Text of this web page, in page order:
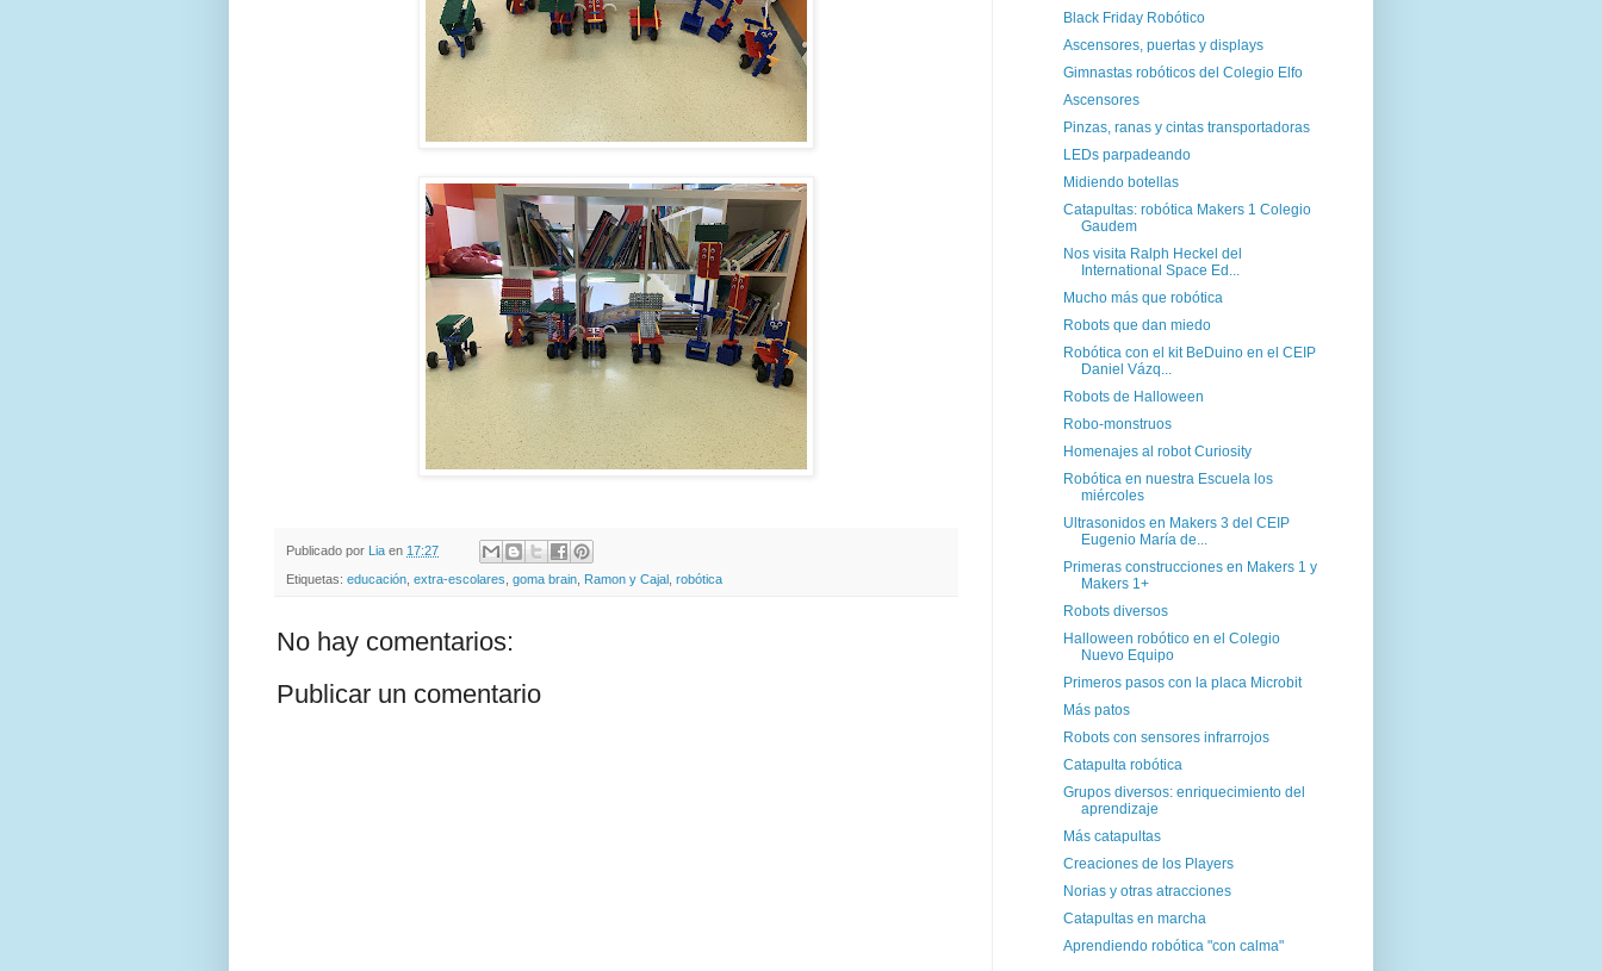
Publicado por Lia en 17:27
Etiquetas: educación extra-escolares goma brain Ramon y Cajal robótica
No hay comentarios:
Publicar un comentario
Black Friday Robótico
Ascensores, puertas y displays
Gimnastas robóticos del Colegio Elfo
Ascensores
Pinzas, ranas y cintas transportadoras
LEDs parpadeando
Midiendo botellas
Catapultas: robótica Makers 1 Colegio
Gaudem
Nos visita Ralph Heckel del
International Space Ed...
Mucho más que robótica
Robots que dan miedo
Robótica con el kit BeDuino en el CEIP
Daniel Vázq...
Robots de Halloween
Robo-monstruos
Homenajes al robot Curiosity
Robótica en nuestra Escuela los
miércoles
Ultrasonidos en Makers 3 del CEIP
Eugenio María de...
Primeras construcciones en Makers 1 y
Makers 1+
Robots diversos
Halloween robótico en el Colegio
Nuevo Equipo
Primeros pasos con la placa Microbit
Más patos
Robots con sensores infrarrojos
Catapulta robótica
Grupos diversos: enriquecimiento del
aprendizaje
Más catapultas
Creaciones de los Players
Norias y otras atracciones
Catapultas en marcha
Aprendiendo robótica "con calma"